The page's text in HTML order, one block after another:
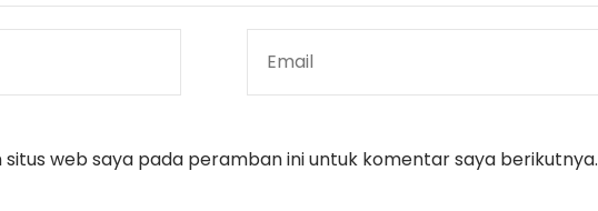
situs web saya pada peramban ini untuk komentar saya berikutnya.